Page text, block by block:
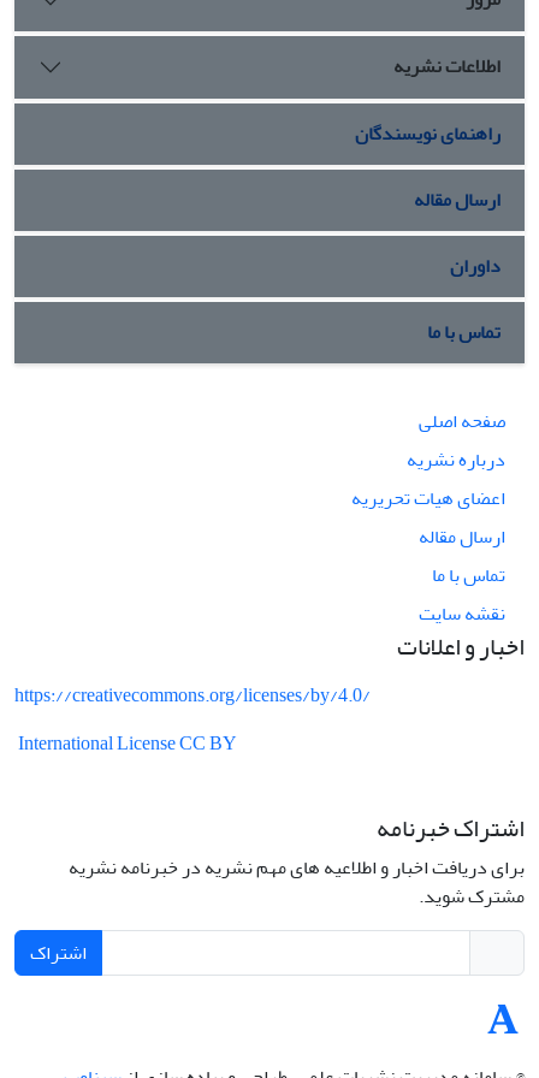
اطلاعات نشریه
راهنمای نویسندگان
ارسال مقاله
داوران
تماس با ما
صفحه اصلی
درباره نشریه
اعضای هیات تحریریه
ارسال مقاله
تماس با ما
نقشه سایت
اخبار و اعلانات
https://creativecommons.org/licenses/by/4.0/
International License CC BY
اشتراک خبرنامه
برای دریافت اخبار و اطلاعیه های مهم نشریه در خبرنامه نشریه
مشترک شوید.
اشتراک